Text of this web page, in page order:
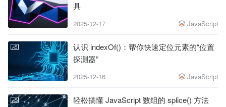
具
2025-12-17 JavaScript
认识 indexOf()：帮你快速定位元素的“位置
探测器”
2025-12-16 JavaScript
轻松搞懂 JavaScript 数组的 splice() 方法